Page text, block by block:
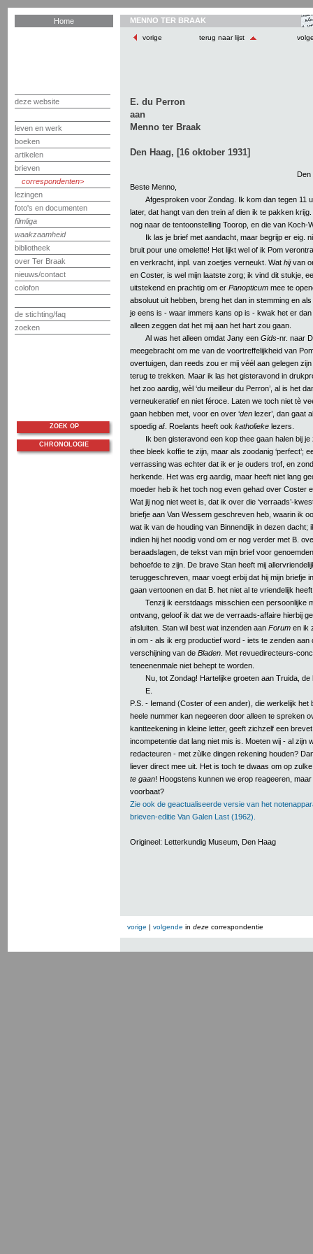
Home
deze website
leven en werk
boeken
artikelen
brieven
correspondenten
lezingen
foto's en documenten
filmliga
waakzaamheid
bibliotheek
over Ter Braak
nieuws/contact
colofon
de stichting/faq
zoeken
MENNO TER BRAAK
vorige terug naar lijst
E. du Perron
aan
Menno ter Braak
Den Haag, [16 oktober 1931]
Den
Beste Menno,
Afgesproken voor Zondag. Ik kom dan tegen 11
later, dat hangt van den trein af dien ik te pakken
nog naar de tentoonstelling Toorop, en die van Koch-
Ik las je brief met aandacht, maar begrijp er eig.
bruit pour une omelette! Het lijkt wel of ik Pom
en verkracht, inpl. van zoetjes verneukt. Wat hijvan
en Coster, is wel mijn laatste zorg; ik vind dit stukje,
uitstekend en prachtig om er Panopticum mee te
absoluut uit hebben, breng het dan in stemming en
je eens is - waar immers kans op is - kwak het er
alleen zeggen dat het mij aan het hart zou gaan.
Al was het alleen omdat Jany een Gids-nr. naar
meegebracht om me van de voortreffelijkheid van
overtuigen, dan reeds zou er mij véél aan gelegen
terug te trekken. Maar ik las het gisteravond in
het zoo aardig, wèl ‘du meilleur du Perron’, al is het
verneukeratief en niet féroce. Laten we toch niet tè
gaan hebben met, voor en over ‘den lezer’, dan gaat
spoedig af. Roelants heeft ook katholieke lezers.
Ik ben gisteravond een kop thee gaan halen bij je
thee bleek koffie te zijn, maar als zoodanig ‘perfect’;
verrassing was echter dat ik er je ouders trof, en
herkende. Het was erg aardig, maar heeft niet lang
moeder heb ik het toch nog even gehad over Coster
Wat jij nog niet weet is, dat ik over die ‘verraads’-
briefje aan Van Wessem geschreven heb, waarin ik
wat ik van de houding van Binnendijk in dezen dacht;
indien hij het noodig vond om er nog verder met B.
beraadslagen, de tekst van mijn brief voor
behoefde te zijn. De brave Stan heeft mij
teruggeschreven, maar voegt erbij dat hij mijn briefje
gaan vertoonen en dat B. het niet al te vriendelijk
Tenzij ik eerstdaags misschien een persoonlijke
ontvang, geloof ik dat we de verraads-affaire hierbij
afsluiten. Stan wil best wat inzenden aan Forum en ik
in om - als ik erg productief word - iets te zenden aan
verschijning van de Bladen . Met revuedirecteurs-
teneenenmale niet behept te worden.
Nu, tot Zondag! Hartelijke groeten aan Truida, de
E.
P.S. - Iemand (Coster of een ander), die werkelijk het
heele nummer kan negeeren door alleen te spreken
kantteekening in kleine letter, geeft zichzelf een
incompetentie dat lang niet mis is. Moeten wij - al zijn
redacteuren - met zùlke dingen rekening houden?
liever direct mee uit. Het is toch te dwaas om op zulke
te gaan! Hoogstens kunnen we erop reageeren,
voorbaat?
Zie ook de geactualiseerde versie van het
brieven-editie Van Galen Last (1962).
Origineel: Letterkundig Museum, Den Haag
vorige | volgende in deze correspondentie
ZOEK OP
CHRONOLOGIE